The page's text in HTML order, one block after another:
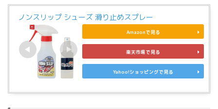
ノンスリップ シューズ 滑り止めスプレー
Amazonで見る
楽天市場で見る
Yahoo!ショッピングで見る